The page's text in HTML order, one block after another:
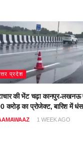
प्रदेश
की भेंट चढ़ा कानपुर-लखनऊ
करोड़ का प्रोजेक्ट, बारिश में
1 WEEK AGO